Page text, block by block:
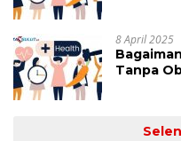
8 April 2025
Tanpa